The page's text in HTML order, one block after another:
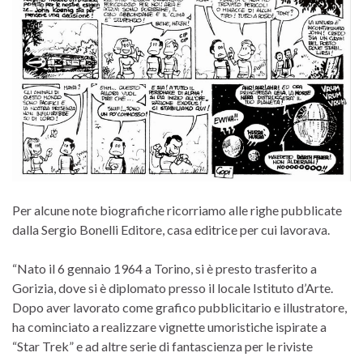
Per alcune note biografiche ricorriamo alle righe pubblicate
dalla Sergio Bonelli Editore, casa editrice per cui lavorava.
“Nato il 6 gennaio 1964 a Torino, si è presto trasferito a
Gorizia, dove si è diplomato presso il locale Istituto d’Arte.
Dopo aver lavorato come grafico pubblicitario e illustratore,
ha cominciato a realizzare vignette umoristiche ispirate a
“Star Trek” e ad altre serie di fantascienza per le riviste